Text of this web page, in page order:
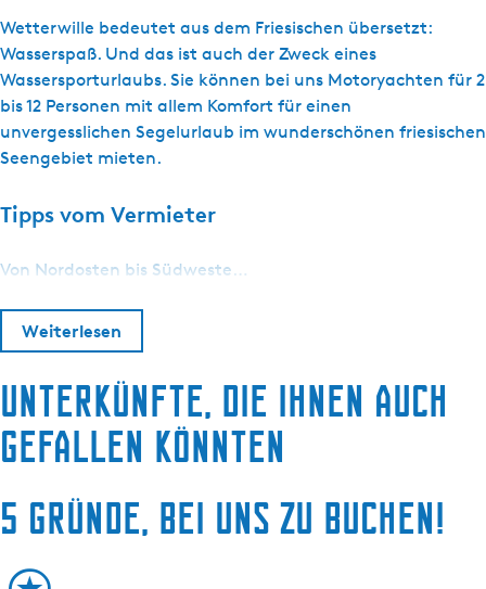
Wetterwille bedeutet aus dem Friesischen übersetzt:
Wasserspaß. Und das ist auch der Zweck eines
Wassersporturlaubs. Sie können bei uns Motoryachten für 2
bis 12 Personen mit allem Komfort für einen
unvergesslichen Segelurlaub im wunderschönen friesischen
Seengebiet mieten.
Tipps vom Vermieter
Von Nordosten bis Südweste…
Weiterlesen
Unterkünfte, die Ihnen auch
gefallen könnten
5 Gründe, bei uns zu buchen!